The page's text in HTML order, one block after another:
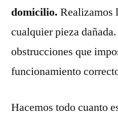
domicilio. Realizamos
cualquier pieza
obstrucciones que
funcionamiento
Hacemos todo cuanto